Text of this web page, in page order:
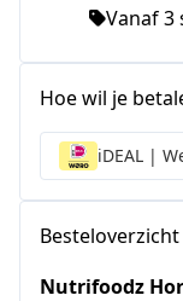
Vanaf 3
Hoe wil je
iDEAL |
Besteloverzicht
Nutrifoodz